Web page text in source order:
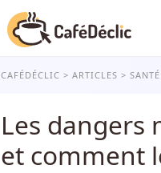
CAFÉDÉCLIC ARTICLES SANTÉ
Les dangers
et comment